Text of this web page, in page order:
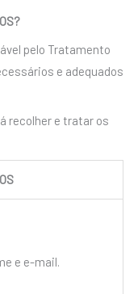
pelo Tratamento
e adequados
recolher e tratar os
e e-mail.